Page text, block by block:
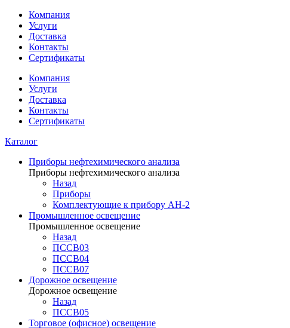
Компания
Услуги
Доставка
Контакты
Сертификаты
Компания
Услуги
Доставка
Контакты
Сертификаты
Каталог
Приборы нефтехимического анализа
Приборы нефтехимического анализа
Назад
Приборы
Комплектующие к прибору АН-2
Промышленное освещение
Промышленное освещение
Назад
ПССВ03
ПССВ04
ПССВ07
Дорожное освещение
Дорожное освещение
Назад
ПССВ05
Торговое (офисное) освещение